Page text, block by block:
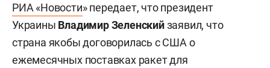
РИА «Новости» передает, что президент
Украины Владимир Зеленскийзаявил, что
страна якобы договорилась с США о
ежемесячных поставках ракет для